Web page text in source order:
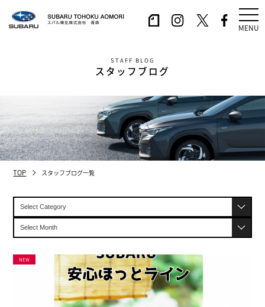
MENU
STAFF BLOG
スタッフブログ
TOP スタッフブログ一覧
NEW